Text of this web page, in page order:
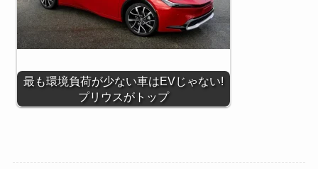
最も環境負荷が少ない車はEVじゃない!
プリウスがトップ